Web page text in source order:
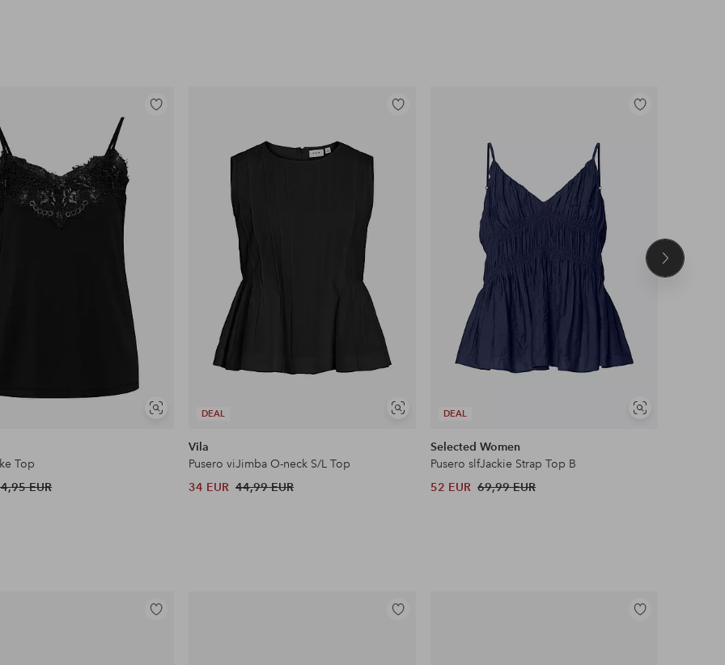
Näytä
Lisää
Top
EUR
DEAL
Näytä
Lisää
Vila
Pusero viJimba O-neck S/L Top
34 EUR 44,99 EUR
DEAL
Näytä
Lisää
Selected Women
Pusero slfJackie Strap Top B
52 EUR 69,99 EUR
Seuraava
Lisää
Lisää
Lisää